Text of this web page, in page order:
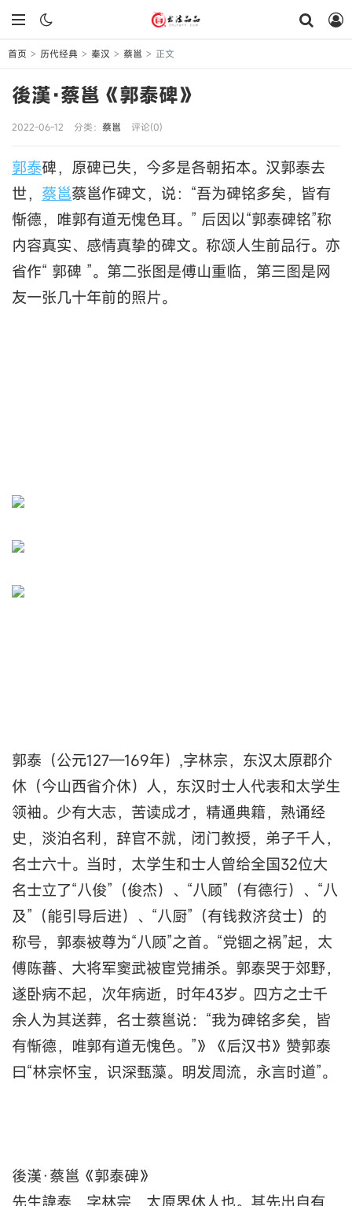
首页 > 历代经典 > 秦汉 > 蔡邕 > 正文
後漢·蔡邕《郭泰碑》
2022-06-12 分类： 蔡邕 评论(0)
郭泰碑，原碑已失，今多是各朝拓本。汉郭泰去
世， 蔡邕蔡邕作碑文，说：“吾为碑铭多矣，皆有
惭德，唯郭有道无愧色耳。” 后因以“郭泰碑铭”称
内容真实、感情真挚的碑文。称颂人生前品行。亦
省作“ 郭碑 ”。第二张图是傅山重临，第三图是网
友一张几十年前的照片。
郭泰（公元127—169年）,字林宗，东汉太原郡介
休（今山西省介休）人，东汉时士人代表和太学生
领袖。少有大志，苦读成才，精通典籍，熟诵经
史，淡泊名利，辞官不就，闭门教授，弟子千人，
名士六十。当时，太学生和士人曾给全国32位大
名士立了“八俊”（俊杰）、“八顾”（有德行）、“八
及”（能引导后进）、“八厨”（有钱救济贫士）的
称号，郭泰被尊为“八顾”之首。“党锢之祸”起，太
傅陈蕃、大将军窦武被宦党捕杀。郭泰哭于郊野，
遂卧病不起，次年病逝，时年43岁。四方之士千
余人为其送葬，名士蔡邕说：“我为碑铭多矣，皆
有惭德，唯郭有道无愧色。”》《后汉书》赞郭泰
曰“林宗怀宝，识深甄藻。明发周流，永言时道”。
後漢·蔡邕《郭泰碑》
先生諱泰，字林宗，太原界休人也。其先出自有